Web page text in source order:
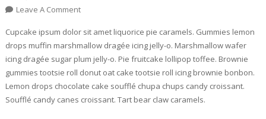
Leave A CommentOn
Competition
Held
In
Spain
Cupcake ipsum dolor sit amet liquorice pie caramels. Gummies lemon
drops muffin marshmallow dragée icing jelly-o. Marshmallow wafer
icing dragée sugar plum jelly-o. Pie fruitcake lollipop toffee. Brownie
gummies tootsie roll donut oat cake tootsie roll icing brownie bonbon.
Lemon drops chocolate cake soufflé chupa chups candy croissant.
Soufflé candy canes croissant. Tart bear claw caramels.